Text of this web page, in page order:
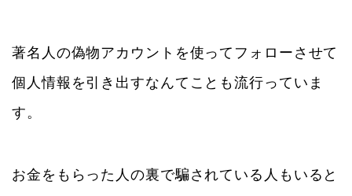
著名人の偽物アカウントを使ってフォローさせて
個人情報を引き出すなんてことも流行っていま
す。
お金をもらった人の裏で騙されている人もいると